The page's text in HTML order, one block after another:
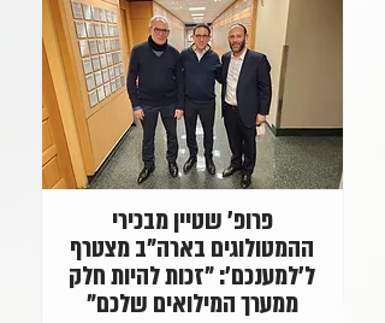
פרופ' שטיין מבכירי
ההמטולוגים בארה"ב מצטרף
ל'למענכם': "זכות להיות חלק
ממערך המילואים שלכם"